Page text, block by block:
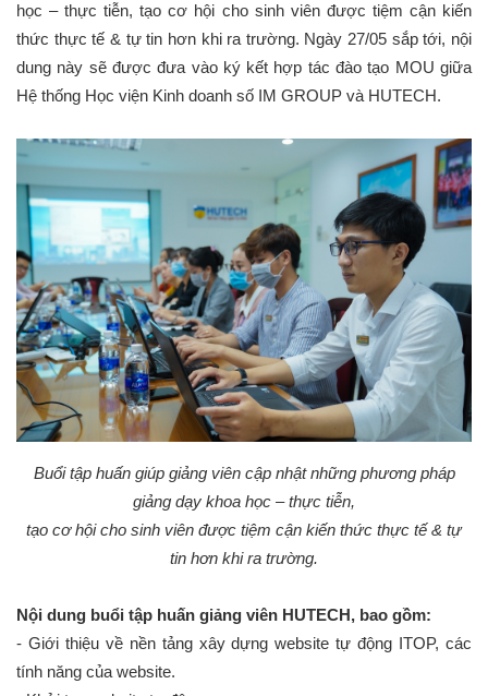
học – thực tiễn, tạo cơ hội cho sinh viên được tiệm cận kiến
thức thực tế & tự tin hơn khi ra trường. Ngày 27/05 sắp tới, nội
dung này sẽ được đưa vào ký kết hợp tác đào tạo MOU giữa
Hệ thống Học viện Kinh doanh số IM GROUP và HUTECH.
Buổi tập huấn giúp giảng viên cập nhật những phương pháp
giảng dạy khoa học – thực tiễn,
tạo cơ hội cho sinh viên được tiệm cận kiến thức thực tế & tự
tin hơn khi ra trường.
Nội dung buổi tập huấn giảng viên HUTECH, bao gồm:
- Giới thiệu về nền tảng xây dựng website tự động ITOP, các
tính năng của website.